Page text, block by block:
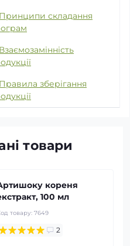
Принципи складання
Взаємозамінність
Правила зберігання
товари
кореня
100 мл
товару: 7649
2